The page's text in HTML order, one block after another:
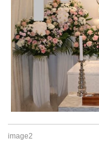
image2